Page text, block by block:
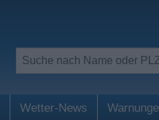
Wetter-News